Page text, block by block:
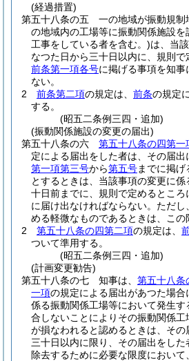
(経過措置)
第五十八条の五
一の地域が振動規制
の地域内の工場等に振動関係施設を
工事をしている者を含む。)は、当
なつた日から三十日以内に、規則で
前条第一項各号に掲げる事項を知事
ない。
2
前条第二項の規定は、 前条の規定
する。
(昭五二条例三四・追加)
(振動関係施設の変更の届出)
第五十八条の六
第五十八条の四第一
定による届出をした者は、その届出
第一項第三号から第五号までに掲げ
とするときは、当該事項の変更に
十日前までに、規則で定めるとこ
に届け出なければならない。 ただし
める軽微なものであるときは、この
2
第五十八条の四第二項の規定は、
ついて準用する。
(昭五二条例三四・追加)
(計画変更勧告)
第五十八条の七
知事は、 第五十八条
一項の規定による届出があつた場合
係る振動関係工場等において発生
合しないことによりその振動関係
が損なわれると認めるときは、その
三十日以内に限り、その届出をし
除去するために必要な限度において